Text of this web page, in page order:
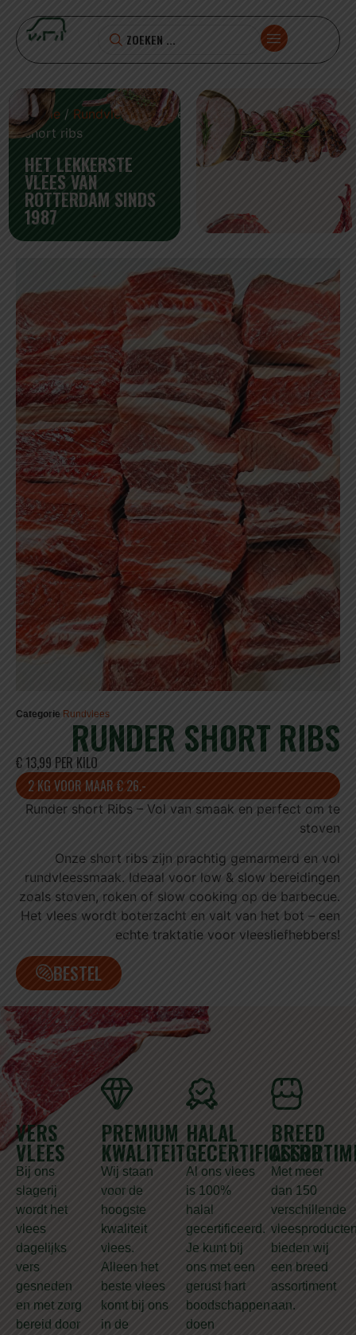
Home / Rundvlees/ Runder
short ribs
HET LEKKERSTE
VLEES VAN
ROTTERDAM SINDS
1987
Categorie Rundvlees
RUNDER SHORT RIBS
€ 13,99 PER KILO
2 KG VOOR MAAR € 26.-
Runder short Ribs – Vol van smaak en perfect om te
stoven
Onze short ribs zijn prachtig gemarmerd en vol
rundvleessmaak. Ideaal voor low & slow bereidingen
zoals stoven, roken of slow cooking op de barbecue.
Het vlees wordt boterzacht en valt van het bot – een
echte traktatie voor vleesliefhebbers!
BESTEL
VERS
VLEES
Bij ons
slagerij
wordt het
vlees
dagelijks
vers
gesneden
en met zorg
bereid door
PREMIUM
KWALITEIT
Wij staan
voor de
hoogste
kwaliteit
vlees.
Alleen het
beste vlees
komt bij ons
in de
HALAL
GECERTIFICEERD
Al ons vlees
is 100%
halal
gecertificeerd.
Je kunt bij
ons met een
gerust hart
boodschappen
doen
BREED
Met meer
dan 150
verschillende
bieden wij
een breed
assortiment
aan.